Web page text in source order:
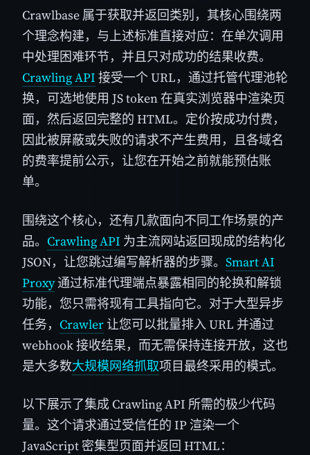
Crawlbase 属于获取并返回类别，其核心围绕两
个理念构建，与上述标准直接对应：在单次调用
中处理困难环节，并且只对成功的结果收费。
Crawling API 接受一个 URL，通过托管代理池轮
换，可选地使用 JS token 在真实浏览器中渲染页
面，然后返回完整的 HTML。定价按成功付费，
因此被屏蔽或失败的请求不产生费用，且各域名
的费率提前公示，让您在开始之前就能预估账
单。
围绕这个核心，还有几款面向不同工作场景的产
品。 Crawling API 为主流网站返回现成的结构化
JSON，让您跳过编写解析器的步骤。 Smart AI
Proxy通过标准代理端点暴露相同的轮换和解锁
功能，您只需将现有工具指向它。对于大型异步
任务， Crawler让您可以批量排入 URL 并通过
webhook 接收结果，而无需保持连接开放，这也
是大多数大规模网络抓取项目最终采用的模式。
以下展示了集成 Crawling API 所需的极少代码
量。这个请求通过受信任的 IP 渲染一个
JavaScript 密集型页面并返回 HTML：